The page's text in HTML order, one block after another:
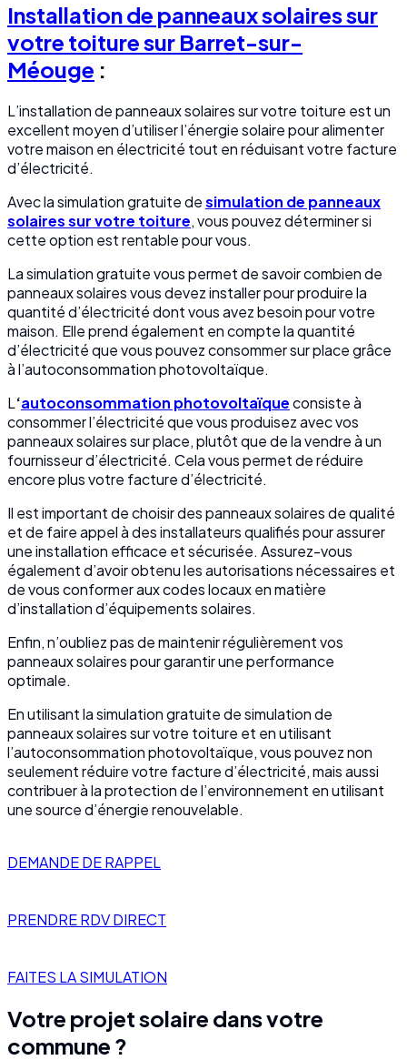
Installation de panneaux solaires sur
votre toiture sur Barret-sur-
Méouge :
L’installation de panneaux solaires sur votre toiture est un
excellent moyen d’utiliser l’énergie solaire pour alimenter
votre maison en électricité tout en réduisant votre facture
d’électricité.
Avec la simulation gratuite desimulation de panneaux
solaires sur votre toiture, vous pouvez déterminer si
cette option est rentable pour vous.
La simulation gratuite vous permet de savoir combien de
panneaux solaires vous devez installer pour produire la
quantité d’électricité dont vous avez besoin pour votre
maison. Elle prend également en compte la quantité
d’électricité que vous pouvez consommer sur place grâce
à l’autoconsommation photovoltaïque.
L‘autoconsommation photovoltaïqueconsiste à
consommer l’électricité que vous produisez avec vos
panneaux solaires sur place, plutôt que de la vendre à un
fournisseur d’électricité. Cela vous permet de réduire
encore plus votre facture d’électricité.
Il est important de choisir des panneaux solaires de qualité
et de faire appel à des installateurs qualifiés pour assurer
une installation efficace et sécurisée. Assurez-vous
également d’avoir obtenu les autorisations nécessaires et
de vous conformer aux codes locaux en matière
d’installation d’équipements solaires.
Enfin, n’oubliez pas de maintenir régulièrement vos
panneaux solaires pour garantir une performance
optimale.
En utilisant la simulation gratuite de simulation de
panneaux solaires sur votre toiture et en utilisant
l’autoconsommation photovoltaïque, vous pouvez non
seulement réduire votre facture d’électricité, mais aussi
contribuer à la protection de l’environnement en utilisant
une source d’énergie renouvelable.
DEMANDE DE RAPPEL
PRENDRE RDV DIRECT
FAITES LA SIMULATION
Votre projet solaire dans votre
commune ?